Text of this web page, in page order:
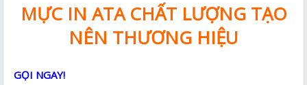
MỰC IN ATA CHẤT LƯỢNG TẠO
NÊN THƯƠNG HIỆU
GỌI NGAY!